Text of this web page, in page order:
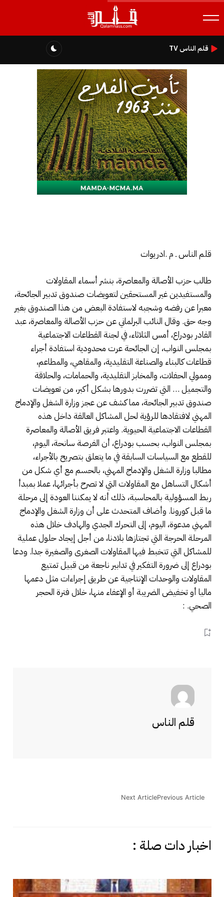
قلم الناس TV
قلم الناس ـ م .ادريوات
طالب حزب الأصالة والمعاصرة، بنشر أسماء المقاولات
والمستفيدين غير المستحقين لتعويضات صندوق تدبير الجائحة،
معبرا عن رفضه وشجبه لاستفادة البعض من هذا الصندوق بغير
وجه حق. وقال النائب البرلماني عن حزب الأصالة والمعاصرة، عبد
القادر بودراع، أمس الثلاثاء، في لجنة القطاعات الاجتماعية
بمجلس النواب، إن الجائحة عرت محدودية استفادة أجراء
قطاعات كالبناء والصناعة التقليدية، والمقاهي، والمطاعم،
وممولي الحفلات، والمخابز التقليدية، والحمامات، والحلاقة
والتجميل … التي تضررت بدورها بشكل أكبر، من تعويضات
صندوق تدبير الجائحة، مما كشف عن عجز وزارة الشغل والإدماج
المهني لافتقادها للرؤية لحل المشاكل العالقة داخل هذه
القطاعات الاجتماعية الحيوية. واعتبر فريق الأصالة والمعاصرة
بمجلس النواب، بحسب بودراع، أن الفرصة سانحة، اليوم،
للقطع مع السياسات السابقة في ما يتعلق بتصريح بالأجراء،
مطالبا وزارة الشغل والإدماج المهني، بالحسم مع أي شكل من
أشكال التساهل مع المقاولات التي لا تصرح بأجرائها، عملا بمبدأ
ربط المسؤولية بالمحاسبة، ذلك أنه لا يمكننا العودة إلى مرحلة
ما قبل كورونا. وأضاف المتحدث على أن وزارة الشغل والإدماج
المهني مدعوة، اليوم، إلى التحرك الجدي والهادف خلال هذه
المرحلة الحرجة التي تجتازها بلادنا، من أجل إيجاد حلول عملية
للمشاكل التي تتخبط فيها المقاولات الصغرى والصغيرة جدا. ودعا
بودراع إلى ضرورة التفكير في تدابير ناجعة من قبيل تمتيع
المقاولات والوحدات الإنتاجية عن طريق إجراءات مثل دعمها
ماليا أو تخفيض الضريبة أو الإعفاء منها، خلال فترة الحجر
الصحي. :
قلم الناس
Previous Article
Next Article
اخبار دات صلة :